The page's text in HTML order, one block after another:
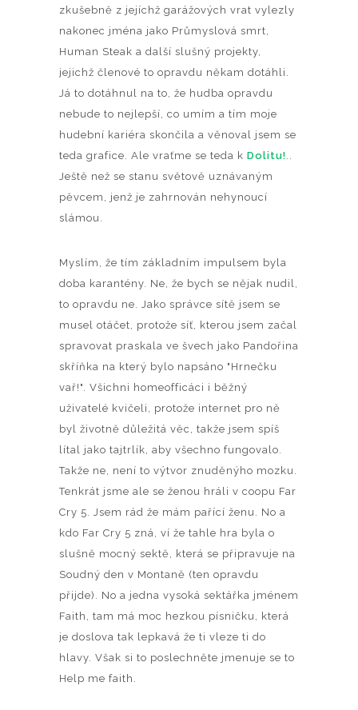
zkušebně z jejíchž garážových vrat vylezly
nakonec jména jako Průmyslová smrt,
Human Steak a další slušný projekty,
jejichž členové to opravdu někam dotáhli.
Já to dotáhnul na to, že hudba opravdu
nebude to nejlepší, co umím a tím moje
hudební kariéra skončila a věnoval jsem se
teda grafice. Ale vraťme se teda k Dolitu!..
Ještě než se stanu světově uznávaným
pěvcem, jenž je zahrnován nehynoucí
slámou.
Myslím, že tím základním impulsem byla
doba karantény. Ne, že bych se nějak nudil,
to opravdu ne. Jako správce sítě jsem se
musel otáčet, protože síť, kterou jsem začal
spravovat praskala ve švech jako Pandořina
skříňka na který bylo napsáno "Hrnečku
vař!". Všichni homeofficáci i běžný
uživatelé kvičeli, protože internet pro ně
byl životně důležitá věc, takže jsem spíš
lítal jako tajtrlík, aby všechno fungovalo.
Takže ne, není to výtvor znuděnýho mozku.
Tenkrát jsme ale se ženou hráli v coopu Far
Cry 5. Jsem rád že mám pařící ženu. No a
kdo Far Cry 5 zná, ví že tahle hra byla o
slušně mocný sektě, která se připravuje na
Soudný den v Montaně (ten opravdu
přijde). No a jedna vysoká sektářka jménem
Faith, tam má moc hezkou písničku, která
je doslova tak lepkavá že ti vleze ti do
hlavy. Však si to poslechněte jmenuje se to
Help me faith.